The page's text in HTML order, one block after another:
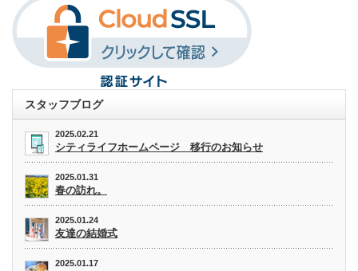
スタッフブログ
2025.02.21
シティライフホームページ 移行のお知らせ
2025.01.31
春の訪れ。
2025.01.24
友達の結婚式
2025.01.17